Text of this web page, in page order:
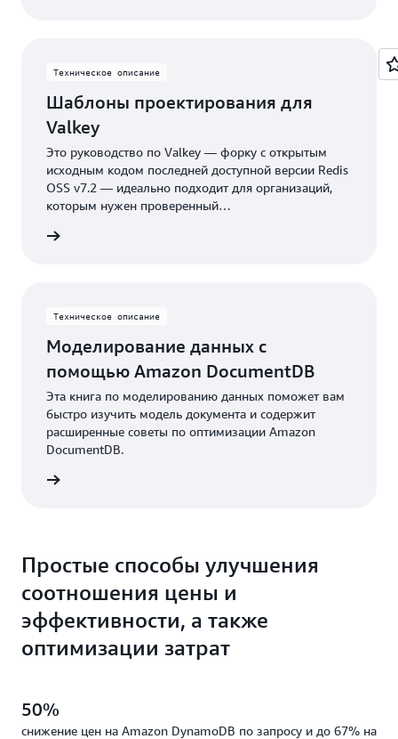
Техническое описание
Шаблоны проектирования для
Valkey
Это руководство по Valkey — форку с открытым
исходным кодом последней доступной версии Redis
OSS v7.2 — идеально подходит для организаций,
которым нужен проверенный
исходным кодом. Мы обсудим, когда использовать
Техническое описание
Моделирование данных с
помощью Amazon DocumentDB
Эта книга по моделированию данных поможет вам
быстро изучить модель документа и содержит
расширенные советы по оптимизации Amazon
DocumentDB.
Простые способы улучшения
соотношения цены и
эффективности, а также
оптимизации затрат
50%
снижение цен на Amazon DynamoDB по запросу и до 67% на